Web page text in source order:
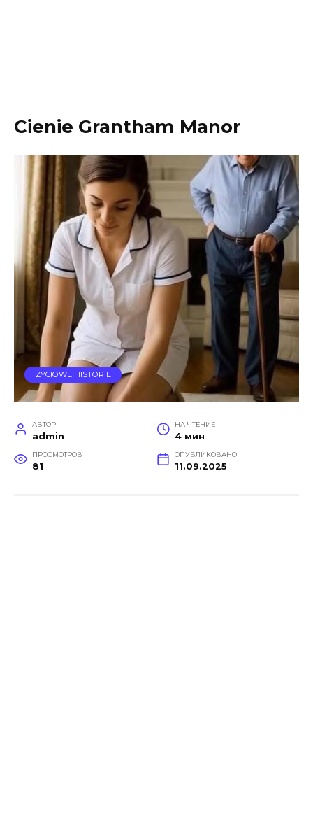
Cienie Grantham Manor
ŻYCIOWE HISTORIE
АВТОР
admin
НА ЧТЕНИЕ
4 мин
ПРОСМОТРОВ
81
ОПУБЛИКОВАНО
11.09.2025